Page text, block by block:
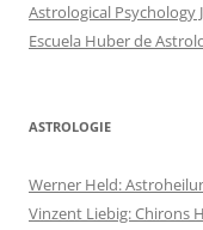
Astrological Psychology
Escuela Huber de
ASTROLOGIE
Werner Held:
Vinzent Liebig: Chirons